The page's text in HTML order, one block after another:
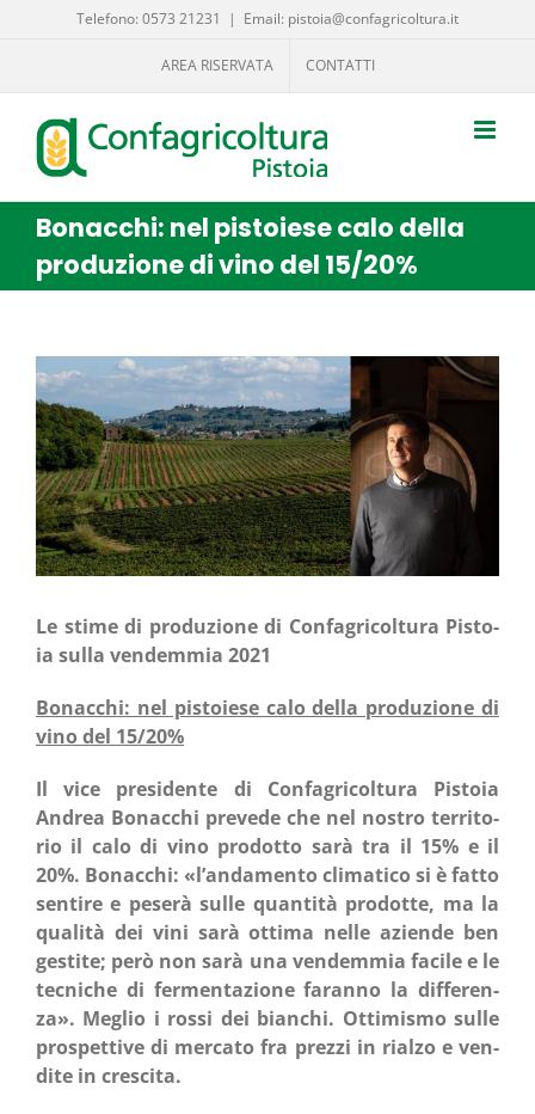
Telefono: 0573 21231 | Email: pistoia@confagricoltura.it
AREA RISERVATA CONTATTI
Bonacchi: nel pistoiese calo della
produzione di vino del 15/20%
Ingrandisci
immagine
Le sti­me di pro­du­zio­ne di Con­fa­gri­col­tu­ra Pisto­
ia sul­la ven­dem­mia 2021
Bonac­chi: nel pisto­ie­se calo del­la pro­du­zio­ne di
vino del 15/20%
Il vice pre­si­den­te di Con­fa­gri­col­tu­ra Pisto­ia
Andrea Bonac­chi pre­ve­de che nel nostro ter­ri­to­
rio il calo di vino pro­dot­to sarà tra il 15% e il
20%. Bonac­chi: «l’andamento cli­ma­ti­co si è fat­to
sen­ti­re e pese­rà sul­le quan­ti­tà pro­dot­te, ma la
qua­li­tà dei vini sarà otti­ma nel­le azien­de ben
gesti­te; però non sarà una ven­dem­mia faci­le e le
tec­ni­che di fer­men­ta­zio­ne faran­no la dif­fe­ren­
za». Meglio i ros­si dei bian­chi. Otti­mi­smo sul­le
pro­spet­ti­ve di mer­ca­to fra prez­zi in rial­zo e ven­
di­te in crescita.